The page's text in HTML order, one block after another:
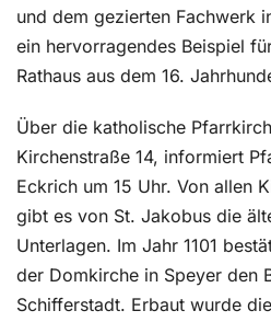
und dem gezierten Fachwerk
ein hervorragendes Beispiel
Rathaus aus dem 16.
Über die katholische
Kirchenstraße 14, informiert
Eckrich um 15 Uhr. Von allen
gibt es von St. Jakobus die
Unterlagen. Im Jahr 1101
der Domkirche in Speyer den
Schifferstadt. Erbaut wurde